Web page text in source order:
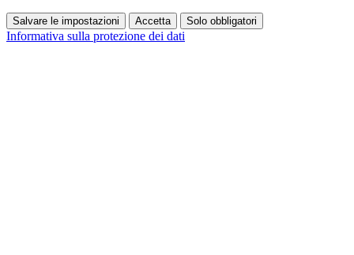
Salvare le impostazioni Accetta Solo obbligatori
Informativa sulla protezione dei dati